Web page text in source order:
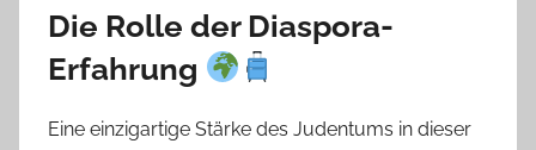
Die Rolle der Diaspora-
Erfahrung
Eine einzigartige Stärke des Judentums in dieser